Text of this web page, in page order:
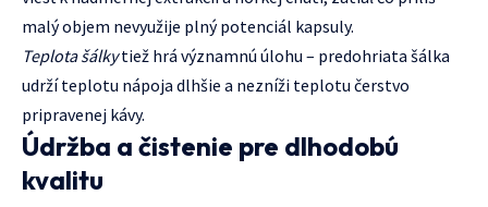
malý objem nevyužije plný potenciál kapsuly.
Teplota šálkytiež hrá významnú úlohu – predohriata šálka
udrží teplotu nápoja dlhšie a nezníži teplotu čerstvo
pripravenej kávy.
Údržba a čistenie pre dlhodobú
kvalitu